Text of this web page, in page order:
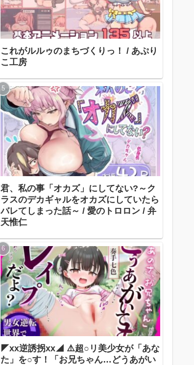
これがルルゥのまちづくりっ！ / あぷり
こ工房
君、私の事「オカズ」にしてない?～ク
ラスのデカギャルをオカズにしていたら
バレてしまった話～ / 愛のトロロン / 弁
天惟仁
◤xx逆誘拐xx◢ ⚠️超○リ美少女が「あな
た」を○す！「お兄ちゃん…どうあがい